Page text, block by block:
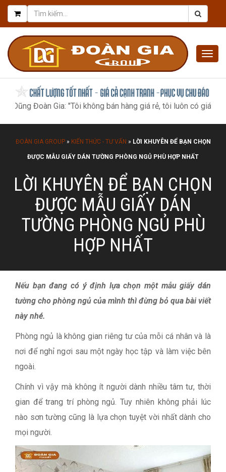
Gia: "Tôi không bán hàng giá rẻ, tôi luôn có giá tốt nhất, như
ĐOÀN GIA GROUP» KIẾN THỨC - TƯ VẤN » LỜI KHUYÊN ĐỂ BẠN CHỌN
ĐƯỢC MẪU GIẤY DÁN TƯỜNG PHÒNG NGỦ PHÙ HỢP NHẤT
LỜI KHUYÊN ĐỂ BẠN CHỌN
ĐƯỢC MẪU GIẤY DÁN
TƯỜNG PHÒNG NGỦ PHÙ
HỢP NHẤT
Nếu bạn đang có ý định lựa chọn một mẫu giấy dán
tường cho phòng ngủ của mình thì đừng bỏ qua bài viết
này nhé.
Phòng ngủ là không gian riêng tư của mỗi cá nhân và là
nơi để nghỉ ngơi sau một ngày học tập và làm việc bên
ngoài.
Chính vì vậy mà không ít người dành nhiều tâm tư, thời
gian để trang trí phòng ngủ. Tuy nhiên không phải lúc
nào sơn tường cũng là lựa chọn tuyệt vời nhất dành cho
mọi người.